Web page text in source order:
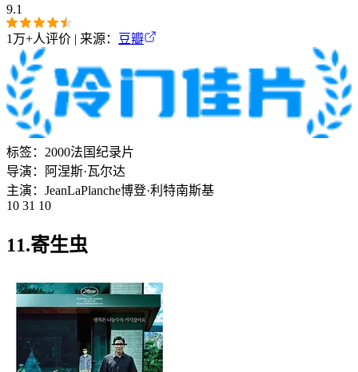
9.1
1万+人评价 | 来源： 豆瓣
标签： 2000法国纪录片
导演：
阿涅斯·瓦尔达
主演： JeanLaPlanche博登·利特南斯基
10 31 10
11.寄生虫